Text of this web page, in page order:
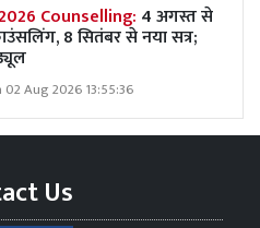
Counselling: 4 अगस्त से
8 सितंबर से नया सत्र;
02 Aug 2026 13:55:36
Us